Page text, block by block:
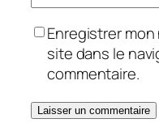
Enregistrer
site dans le
commentaire.